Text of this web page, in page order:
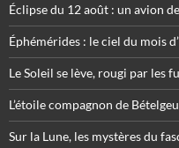
Éclipse du 12 août : un avion
Éphémérides : le ciel du mois
Le Soleil se lève, rougi par les
L’étoile compagnon de
Sur la Lune, les mystères du